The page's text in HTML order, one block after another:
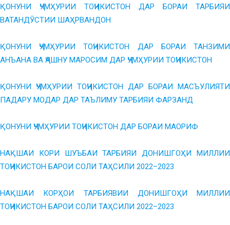
ҚОНУНИ ҶУМҲУРИИ ТОҶИКИСТОН ДАР БОРАИ ТАРБИЯИ
ВАТАНДӮСТИИ ШАҲРВАНДОН
ҚОНУНИ ҶУМҲУРИИ ТОҶИКИСТОН ДАР БОРАИ ТАНЗИМИ
АНЪАНА ВА ҶАШНУ МАРОСИМ ДАР ҶУМҲУРИИ ТОҶИКИСТОН
ҚОНУНИ ҶУМҲУРИИ ТОҶИКИСТОН ДАР БОРАИ МАСЪУЛИЯТИ
ПАДАРУ МОДАР ДАР ТАЪЛИМУ ТАРБИЯИ ФАРЗАНД
ҚОНУНИ ҶУМҲУРИИ ТОҶИКИСТОН ДАР БОРАИ МАОРИФ
НАҚШАИ КОРИ ШУЪБАИ ТАРБИЯИ ДОНИШГОҲИ МИЛЛИИ
ТОҶИКИСТОН БАРОИ СОЛИ ТАҲСИЛИ 2022–2023
НАҚШАИ КОРҲОИ ТАРБИЯВИИ ДОНИШГОҲИ МИЛЛИИ
ТОҶИКИСТОН БАРОИ СОЛИ ТАҲСИЛИ 2022–2023